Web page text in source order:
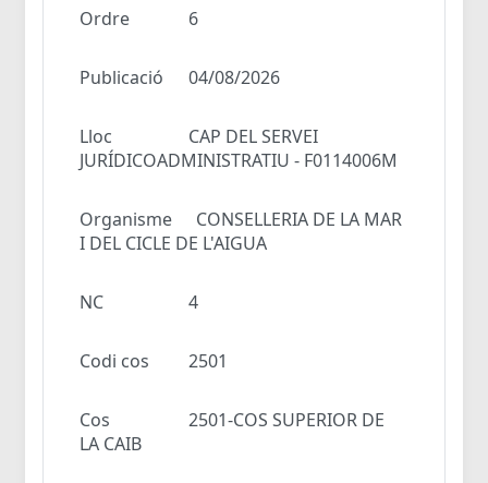
Ordre 6
Publicació 04/08/2026
Lloc
CAP DEL SERVEI
JURÍDICOADMINISTRATIU - F0114006M
Organisme
CONSELLERIA DE LA MAR
I DEL CICLE DE L'AIGUA
NC 4
Codi cos 2501
Cos
2501-COS SUPERIOR DE
LA CAIB